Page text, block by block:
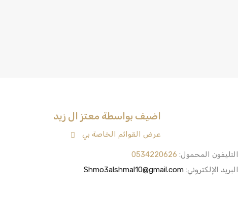
اضيف بواسطة معتز ال زيد
عرض القوائم الخاصة بي
التليفون المحمول: 0534220626
البريد الإلكتروني:Shmo3alshmal10@gmail.com